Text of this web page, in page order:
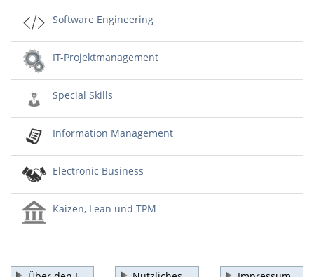
Software Engineering
IT-Projektmanagement
Special Skills
Information Management
Electronic Business
Kaizen, Lean und TPM